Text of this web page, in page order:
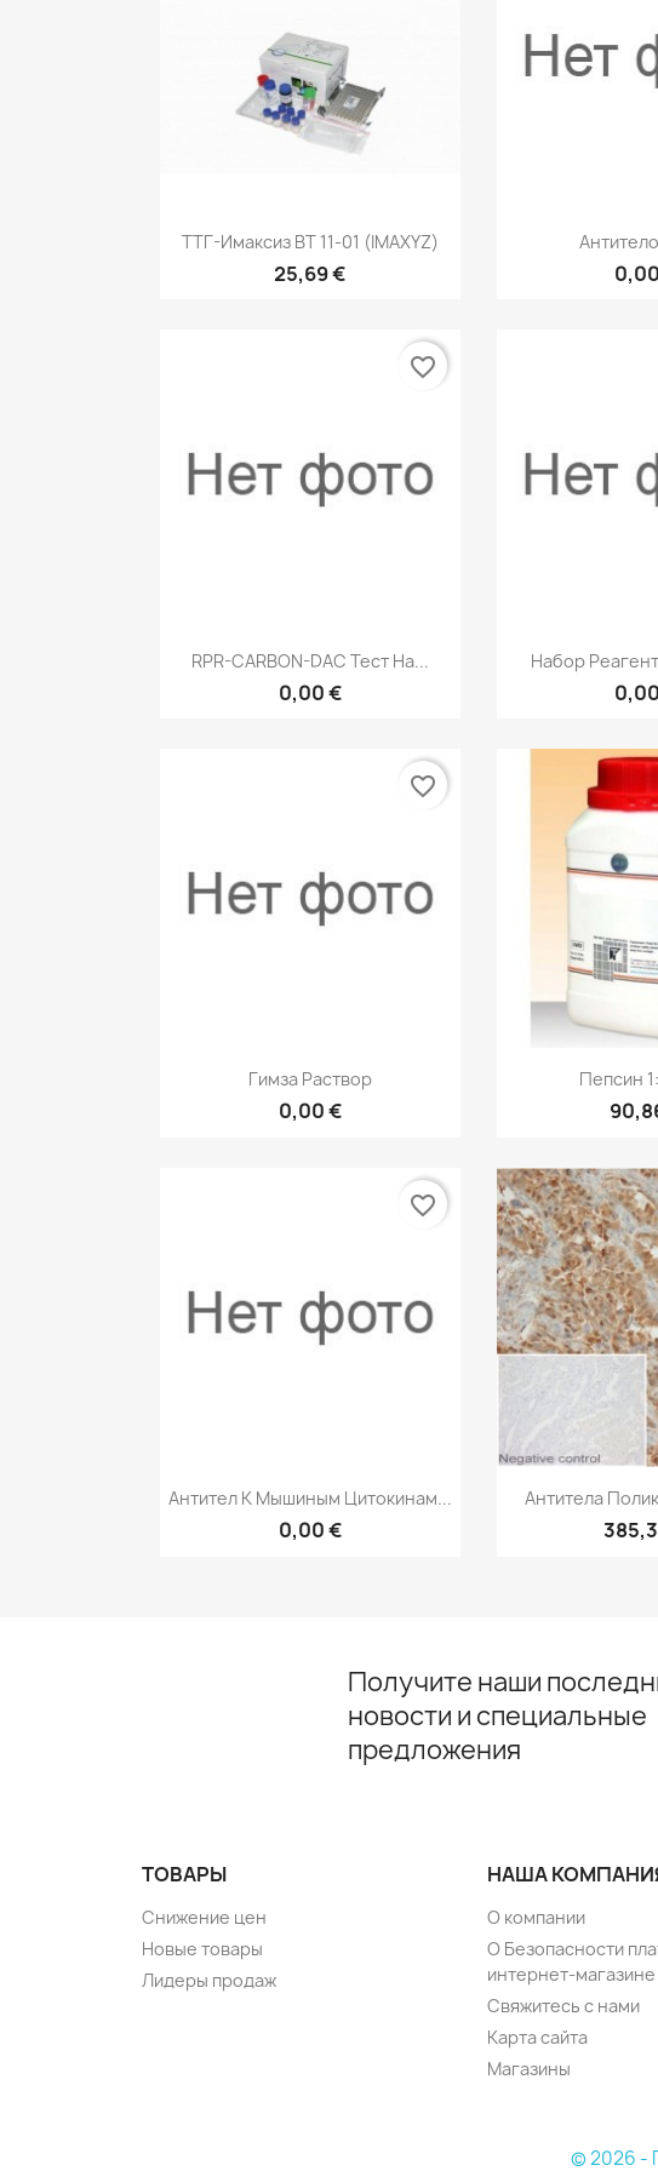
Быстрый просмотр
ТТГ-Имаксиз ВТ 11-01 (IMAXYZ)
25,69 €
Быстрый просмотр
RPR-CARBON-DAC Тест На...
0,00 €
favorite_border
Быстрый
Набор
Быстрый просмотр
Гимза Раствор
0,00 €
favorite_border
Быстрый
Пепсин
Быстрый просмотр
Антител К Мышиным Цитокинам...
0,00 €
favorite_border

Антитела
Получите наши
новости и специальные
предложения
ТОВАРЫ
Снижение цен
Новые товары
Лидеры продаж
НАША
О компании
О Безопасности
интернет-магазине
Свяжитесь с нами
Карта сайта
Магазины
© 2026 -